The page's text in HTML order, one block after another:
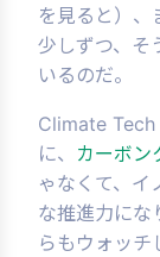
を見ると）、
少しずつ、そ
いるのだ。
Climate Tech
に、 カーボン
ゃなくて、イ
な推進力にな
らもウォッチ